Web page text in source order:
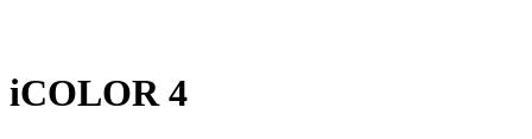
iCOLOR 4